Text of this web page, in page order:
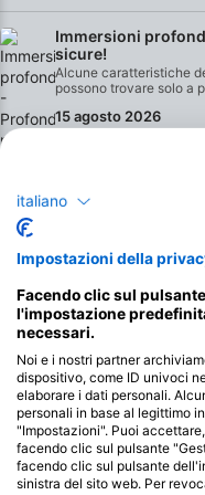
Immersioni
sicure!
Alcune caratteristiche
possono trovare solo a
siti di immersione in
15 agosto 2026
Immersioni
L'esperienza speciale
e la particolare
sono aree di
diurna limitata o nulla.
condizioni richiedono
speciali, che vengono
questo corso speciale.
per l'orientamento,
le caratteristiche
Questo corso di
in acque libere e le
26 settembre 2026
italiano
Impostazioni della
Facendo clic sul
l'impostazione
necessari.
Noi e i nostri partner
dispositivo, come ID univoci
elaborare i dati personali.
personali in base al legittimo
"Impostazioni". Puoi
facendo clic sul pulsante
facendo clic sul pulsante
sinistra del sito web. Per